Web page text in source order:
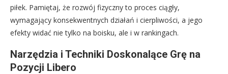
piłek. Pamiętaj, że rozwój fizyczny to proces ciągły,
wymagający konsekwentnych działań i cierpliwości, a jego
efekty widać nie tylko na boisku, ale i w rankingach.
Narzędzia i Techniki Doskonalące Grę na
Pozycji Libero